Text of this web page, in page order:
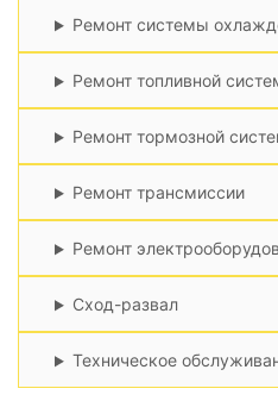
Ремонт системы
Ремонт топливной
Ремонт тормозной
Ремонт трансмиссии
Ремонт
Сход-развал
Техническое